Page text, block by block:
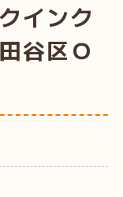
インク
谷区Ｏ